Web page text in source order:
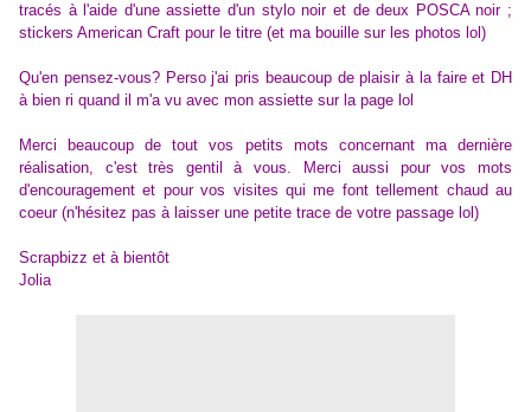
tracés à l'aide d'une assiette d'un stylo noir et de deux POSCA noir ;
stickers American Craft pour le titre (et ma bouille sur les photos lol)
Qu'en pensez-vous? Perso j'ai pris beaucoup de plaisir à la faire et DH
à bien ri quand il m'a vu avec mon assiette sur la page lol
Merci beaucoup de tout vos petits mots concernant ma dernière
réalisation, c'est très gentil à vous. Merci aussi pour vos mots
d'encouragement et pour vos visites qui me font tellement chaud au
coeur (n'hésitez pas à laisser une petite trace de votre passage lol)
Scrapbizz et à bientôt
Jolia